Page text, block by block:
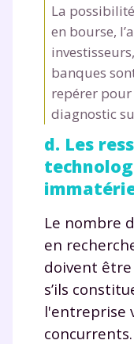
La
en bourse,
banques
repérer
diagnostic
d. Les
Le nombre
en
doivent être
s’ils
l'entreprise
concurrents.